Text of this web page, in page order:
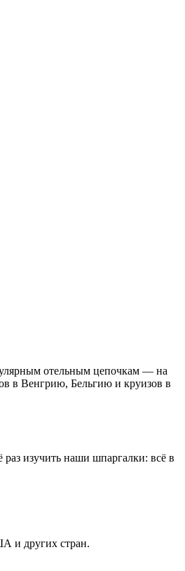
отельным цепочкам — на
в Венгрию, Бельгию и круизов в
изучить наши шпаргалки: всё в
и других стран.